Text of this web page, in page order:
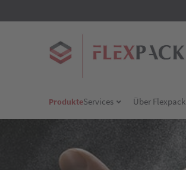
ProdukteServices Über Flexpack